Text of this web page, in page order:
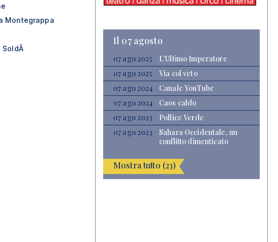
Montegrappa
SoldÃ
Il 07 agosto
07 ago 2025
L’Ultimo Imperatore
07 ago 2025
Via col veto
07 ago 2024
Canale YouTube
07 ago 2024
Caos caldo
07 ago 2023
Pollice Verde
07 ago 2023
Sahara Occidentale, un
conflitto dimenticato
Mostra tutto (23)